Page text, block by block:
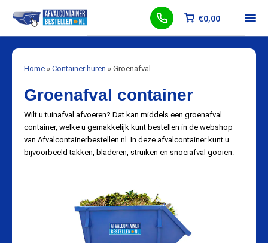
€0,00
Home » Container huren » Groenafval
Groenafval container
Wilt u tuinafval afvoeren? Dat kan middels een groenafval
container, welke u gemakkelijk kunt bestellen in de webshop
van Afvalcontainerbestellen.nl. In deze afvalcontainer kunt u
bijvoorbeeld takken, bladeren, struiken en snoeiafval gooien.